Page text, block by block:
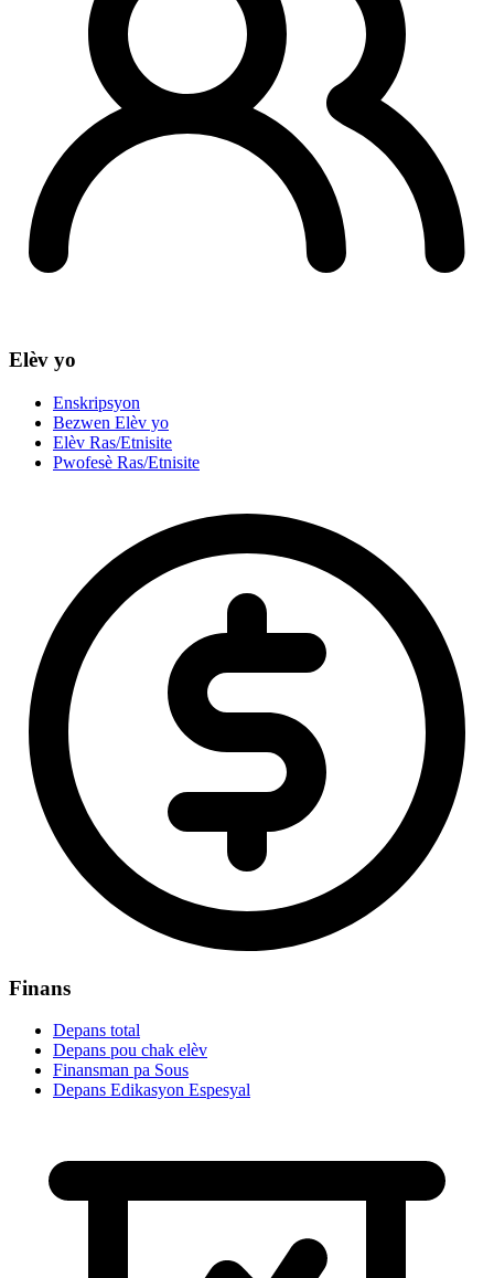
Elèv yo
Enskripsyon
Bezwen Elèv yo
Elèv Ras/Etnisite
Pwofesè Ras/Etnisite
Finans
Depans total
Depans pou chak elèv
Finansman pa Sous
Depans Edikasyon Espesyal